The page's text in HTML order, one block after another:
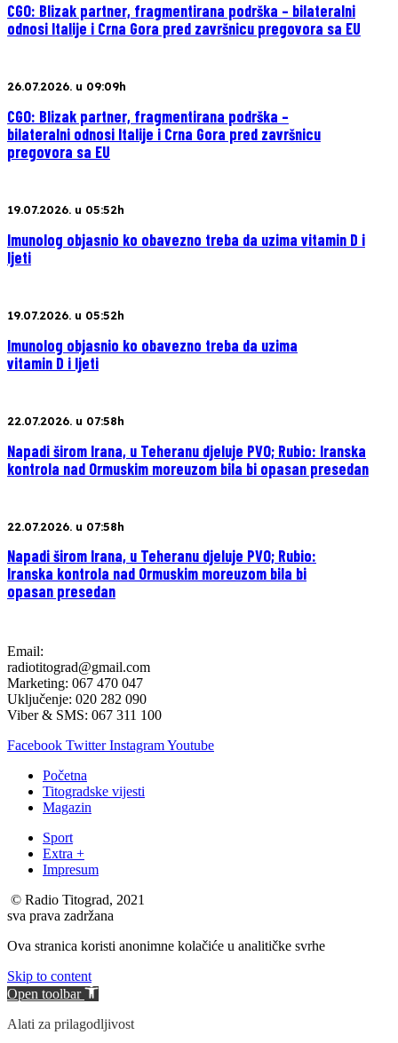
CGO: Blizak partner, fragmentirana podrška – bilateralni
odnosi Italije i Crna Gora pred završnicu pregovora sa EU
26.07.2026. u 09:09h
CGO: Blizak partner, fragmentirana podrška –
bilateralni odnosi Italije i Crna Gora pred završnicu
pregovora sa EU
19.07.2026. u 05:52h
Imunolog objasnio ko obavezno treba da uzima vitamin D i
ljeti
19.07.2026. u 05:52h
Imunolog objasnio ko obavezno treba da uzima
vitamin D i ljeti
22.07.2026. u 07:58h
Napadi širom Irana, u Teheranu djeluje PVO; Rubio: Iranska
kontrola nad Ormuskim moreuzom bila bi opasan presedan
22.07.2026. u 07:58h
Napadi širom Irana, u Teheranu djeluje PVO; Rubio:
Iranska kontrola nad Ormuskim moreuzom bila bi
opasan presedan
Email:
radiotitograd@gmail.com
Marketing: 067 470 047
Uključenje: 020 282 090
Viber & SMS: 067 311 100
Facebook Twitter InstagramYoutube
Početna
Titogradske vijesti
Magazin
Sport
Extra +
Impresum
© Radio Titograd, 2021
sva prava zadržana
Ova stranica koristi anonimne kolačiće u analitičke svrhe
Skip to content
Open toolbar
Alati za prilagodljivost